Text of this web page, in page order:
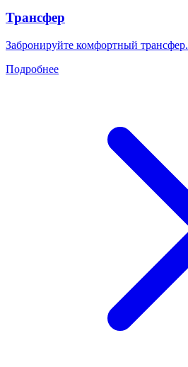
Трансфер
Забронируйте комфортный трансфер.
Подробнее